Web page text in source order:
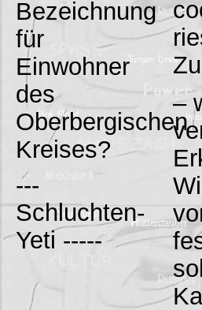
Bezeichnung
für
Einwohner
des
Oberbergischen
Kreises?
---
Schluchten-
Yeti -----
–